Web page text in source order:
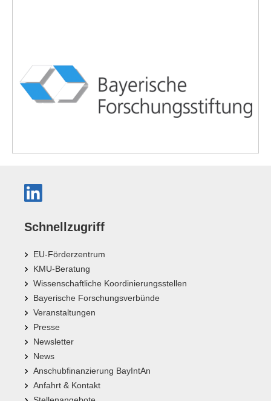
Schnellzugriff
EU-Förderzentrum
KMU-Beratung
Wissenschaftliche Koordinierungsstellen
Bayerische Forschungsverbünde
Veranstaltungen
Presse
Newsletter
News
Anschubfinanzierung BayIntAn
Anfahrt & Kontakt